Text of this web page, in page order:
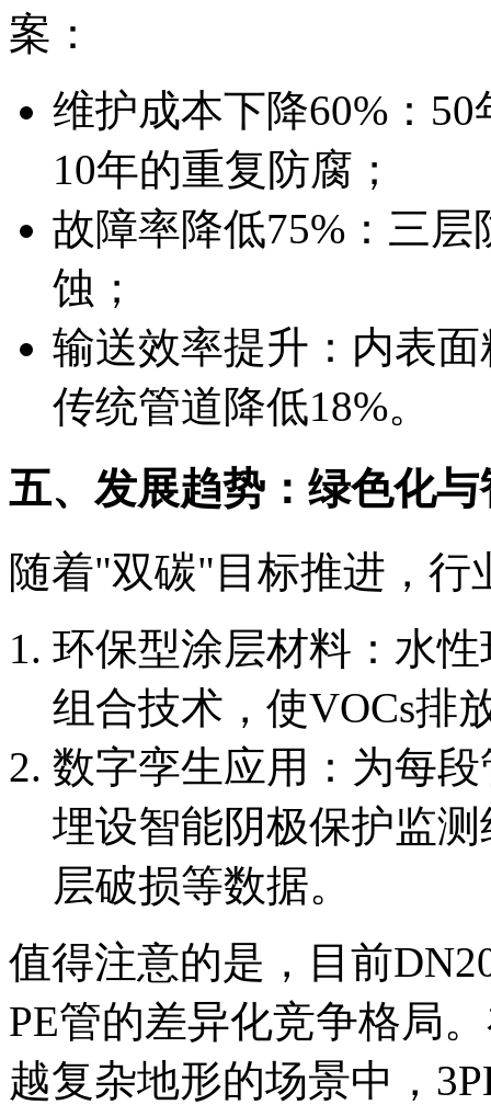
案：
维护成本下降60%：
10年的重复防腐；
故障率降低75%：三
蚀；
输送效率提升：内表
传统管道降低18%。
五、发展趋势：绿色化
随着"双碳"目标推进，行
环保型涂层材料：水
组合技术，使VOCs排
数字孪生应用：为每
埋设智能阴极保护监
层破损等数据。
值得注意的是，目前
PE管的差异化竞争格局
越复杂地形的场景中，